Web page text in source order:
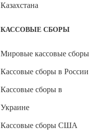
Казахстана
КАССОВЫЕ СБОРЫ
Мировые кассовые сборы
Кассовые сборы в России
Кассовые сборы в
Украине
Кассовые сборы США